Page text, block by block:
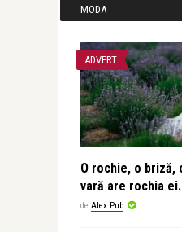
MODA
ADVERT
O rochie, o briză,
vară are rochia
de Alex Pub